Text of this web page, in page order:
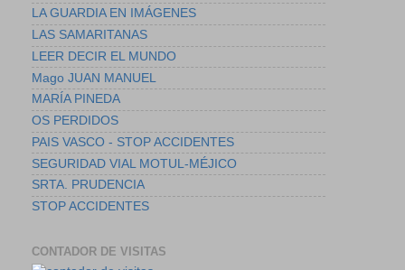
LA GUARDIA EN IMÁGENES
LAS SAMARITANAS
LEER DECIR EL MUNDO
Mago JUAN MANUEL
MARÍA PINEDA
OS PERDIDOS
PAIS VASCO - STOP ACCIDENTES
SEGURIDAD VIAL MOTUL-MÉJICO
SRTA. PRUDENCIA
STOP ACCIDENTES
CONTADOR DE VISITAS